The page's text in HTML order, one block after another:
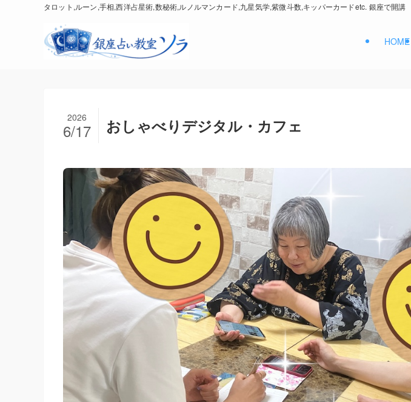
タロット,ルーン,手相,西洋占星術,数秘術,ルノルマンカード,九星気学,紫微斗数,キッパーカードetc. 銀座で開講
HOME
おしゃべりデジタル・カフェ
2026
6/17